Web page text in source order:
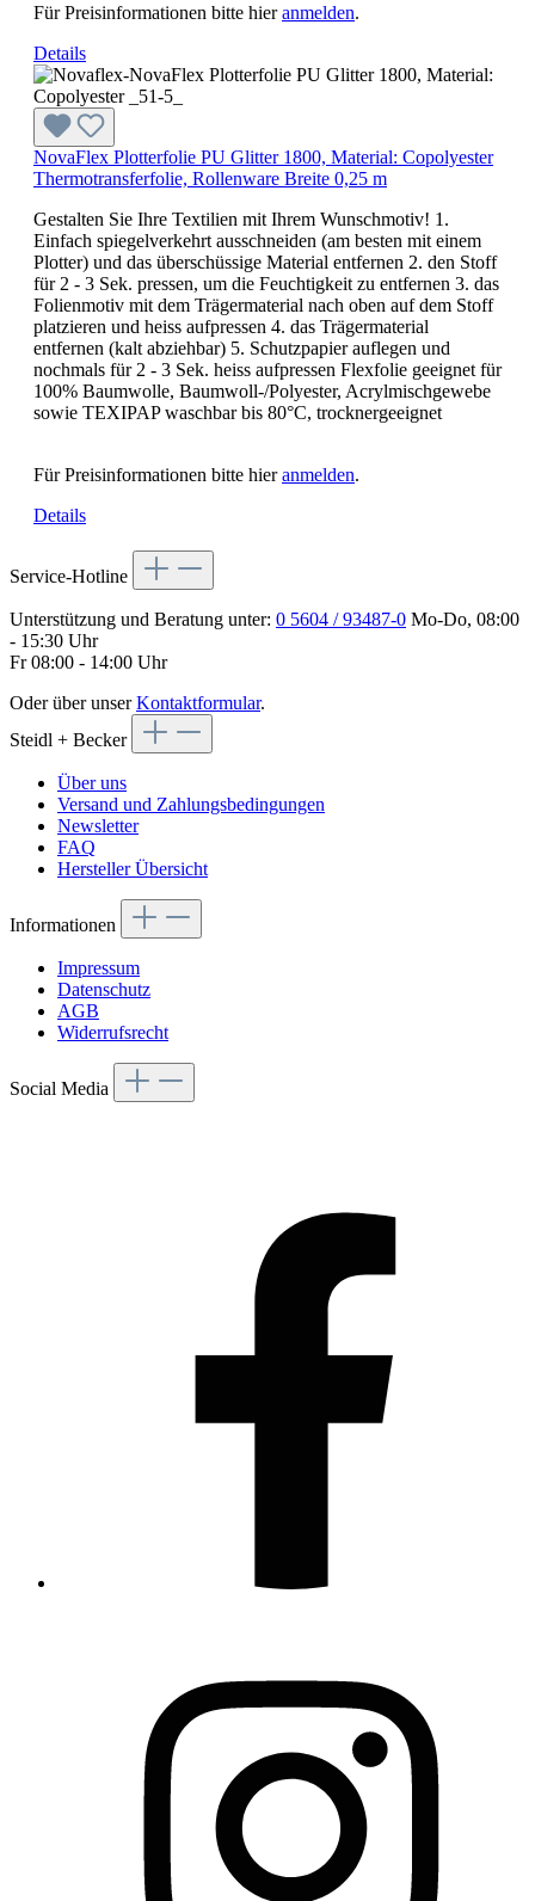
Für Preisinformationen bitte hieranmelden.
Details
NovaFlex Plotterfolie PU Glitter 1800, Material: Copolyester
Thermotransferfolie, Rollenware Breite 0,25 m
Gestalten Sie Ihre Textilien mit Ihrem Wunschmotiv! 1.
Einfach spiegelverkehrt ausschneiden (am besten mit einem
Plotter) und das überschüssige Material entfernen 2. den Stoff
für 2 - 3 Sek. pressen, um die Feuchtigkeit zu entfernen 3. das
Folienmotiv mit dem Trägermaterial nach oben auf dem Stoff
platzieren und heiss aufpressen 4. das Trägermaterial
entfernen (kalt abziehbar) 5. Schutzpapier auflegen und
nochmals für 2 - 3 Sek. heiss aufpressen Flexfolie geeignet für
100% Baumwolle, Baumwoll-/Polyester, Acrylmischgewebe
sowie TEXIPAP waschbar bis 80°C, trocknergeeignet
Für Preisinformationen bitte hieranmelden.
Details
Service-Hotline
Unterstützung und Beratung unter: 0 5604 / 93487-0 Mo-Do, 08:00
- 15:30 Uhr
Fr 08:00 - 14:00 Uhr
Oder über unserKontaktformular.
Steidl + Becker
Über uns
Versand und Zahlungsbedingungen
Newsletter
FAQ
Hersteller Übersicht
Informationen
Impressum
Datenschutz
AGB
Widerrufsrecht
Social Media